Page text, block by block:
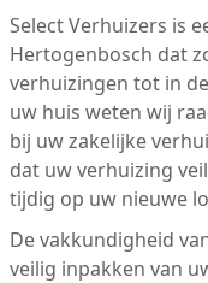
Select Verhuizers is
Hertogenbosch dat
verhuizingen tot in
uw huis weten wij
bij uw zakelijke
dat uw verhuizing
tijdig op uw nieuwe
De vakkundigheid
veilig inpakken van